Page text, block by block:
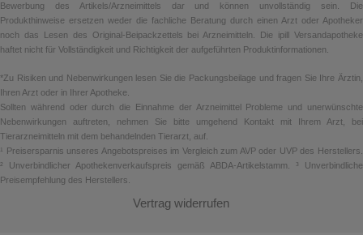
Bewerbung des Artikels/Arzneimittels dar und können unvollständig sein. Die
Produkthinweise ersetzen weder die fachliche Beratung durch einen Arzt oder Apotheker
noch das Lesen des Original-Beipackzettels bei Arzneimitteln. Die ipill Versandapotheke
haftet nicht für Vollständigkeit und Richtigkeit der aufgeführten Produktinformationen.
*Zu Risiken und Nebenwirkungen lesen Sie die Packungsbeilage und fragen Sie Ihre Ärztin,
Ihren Arzt oder in Ihrer Apotheke.
Sollten während oder durch die Einnahme der Arzneimittel Probleme und unerwünschte
Nebenwirkungen auftreten, nehmen Sie bitte umgehend Kontakt mit Ihrem Arzt, bei
Tierarzneimitteln mit dem behandelnden Tierarzt, auf.
¹ Preisersparnis unseres Angebotspreises im Vergleich zum AVP oder UVP des Herstellers.
² Unverbindlicher Apothekenverkaufspreis gemäß ABDA-Artikelstamm. ³ Unverbindliche
Preisempfehlung des Herstellers.
Vertrag widerrufen